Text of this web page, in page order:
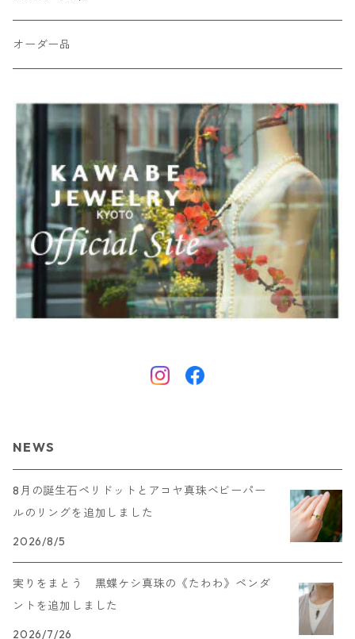
オーダー品
NEWS
8月の誕生石ペリドットとアコヤ真珠ベビーパー
ルのリングを追加しました
2026/8/5
実りをまとう 黒蝶ケシ真珠の《たわわ》ペンダ
ントを追加しました
2026/7/26